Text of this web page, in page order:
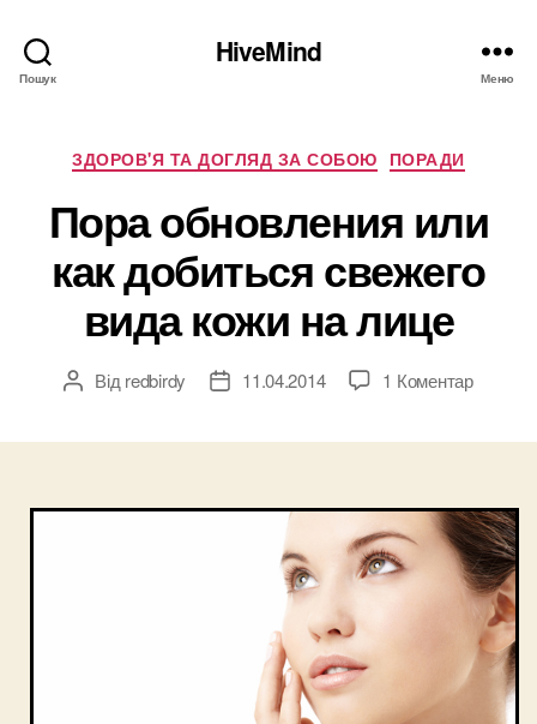
Пошук
HiveMind
Меню
Категорії
ЗДОРОВ'Я ТА ДОГЛЯД ЗА СОБОЮ ПОРАДИ
Пора обновления или
как добиться свежего
вида кожи на лице
Автор
Від redbirdy
Дата11.04.2014 1 Коментардо
свежего
вида
кожи
на
лице